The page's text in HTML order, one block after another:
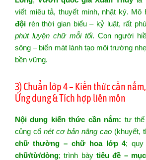
viết miêu tả, thuyết minh, nhật ký. Mô
đội rèn thời gian biểu – kỷ luật, rất
phút luyện chữ mỗi tối. Con người
sông – biển mát lành tạo môi trường
bền vững.
3) Chuẩn lớp 4 – Kiến thức cần
Ứng dụng & Tích hợp liên môn
Nội dung kiến thức cần nắm: tư
củng cố nét cơ bản nâng cao (khuyết,
chữ thường – chữ hoa lớp 4; quy
chữ/từ/dòng; trình bày tiêu đề –